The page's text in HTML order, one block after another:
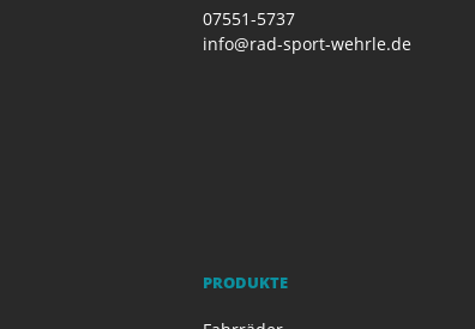
07551-5737
info@rad-sport-wehrle.de
PRODUKTE